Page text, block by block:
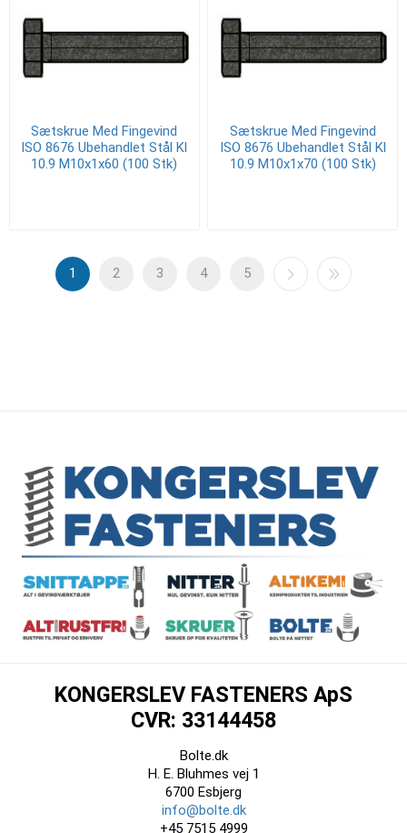
Sætskrue Med Fingevind
ISO 8676 Ubehandlet Stål Kl
10.9 M10x1x60 (100 Stk)
Sætskrue Med Fingevind
ISO 8676 Ubehandlet Stål Kl
10.9 M10x1x70 (100 Stk)
1 2 3 4 5
KONGERSLEV FASTENERS ApS
CVR: 33144458
Bolte.dk
H. E. Bluhmes vej 1
6700 Esbjerg
info@bolte.dk
+45 7515 4999